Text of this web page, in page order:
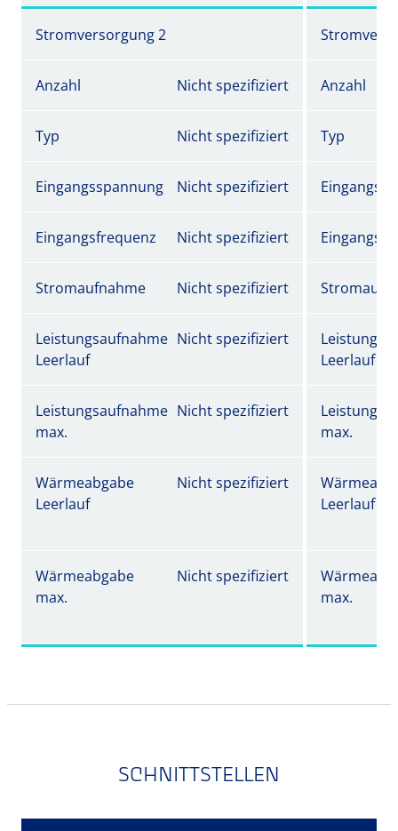
Stromversorgung 2
Anzahl Nicht spezifiziert Anzahl
Typ Nicht spezifiziert Typ
Eingangsspannung Nicht spezifiziert
Eingangsfrequenz Nicht spezifiziert
Stromaufnahme Nicht spezifiziert
Leistungsaufnahme
Leerlauf
Nicht spezifiziert
Leerlauf
Leistungsaufnahme
max.
Nicht spezifiziert
max.
Wärmeabgabe
Leerlauf
Nicht spezifiziert
Leerlauf
Wärmeabgabe
max.
Nicht spezifiziert
max.
SCHNITTSTELLEN